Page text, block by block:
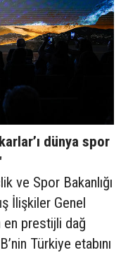
dünya spor
ve Spor Bakanlığı
İlişkiler Genel
en prestijli dağ
Türkiye etabını